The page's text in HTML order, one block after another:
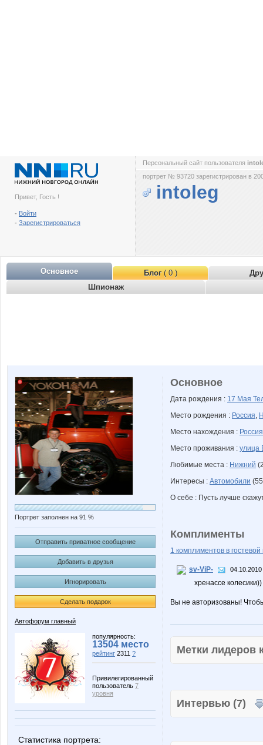
Привет, Гость !
- Войти
- Зарегистрироваться
Персональный сайт пользователя
портрет № 93720 зарегистрирован в
intoleg
Основное Блог( 0 )
Шпионаж
Портрет заполнен на 91 %
Отправить приватное сообщение
Добавить в друзья
Игнорировать
Сделать подарок
Автофорум главный
популярность:
13504 место
рейтинг 2311 ?
Привилегированный
пользователь 7
уровня
Статистика портрета:
Основное
Дата рождения : 17 Мая
Место рождения : Россия,
Место нахождения : Россия
Место проживания : улица
Любимые места : Нижний
Интересы : Автомобили
О себе : Пусть лучше
Комплименты
1 комплиментов в гостевой
sv-ViP-
хренассе колесики))
Вы не авторизованы!
Метки
Интервью (7)